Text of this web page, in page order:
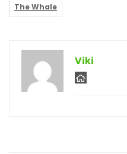
The Whale
Viki